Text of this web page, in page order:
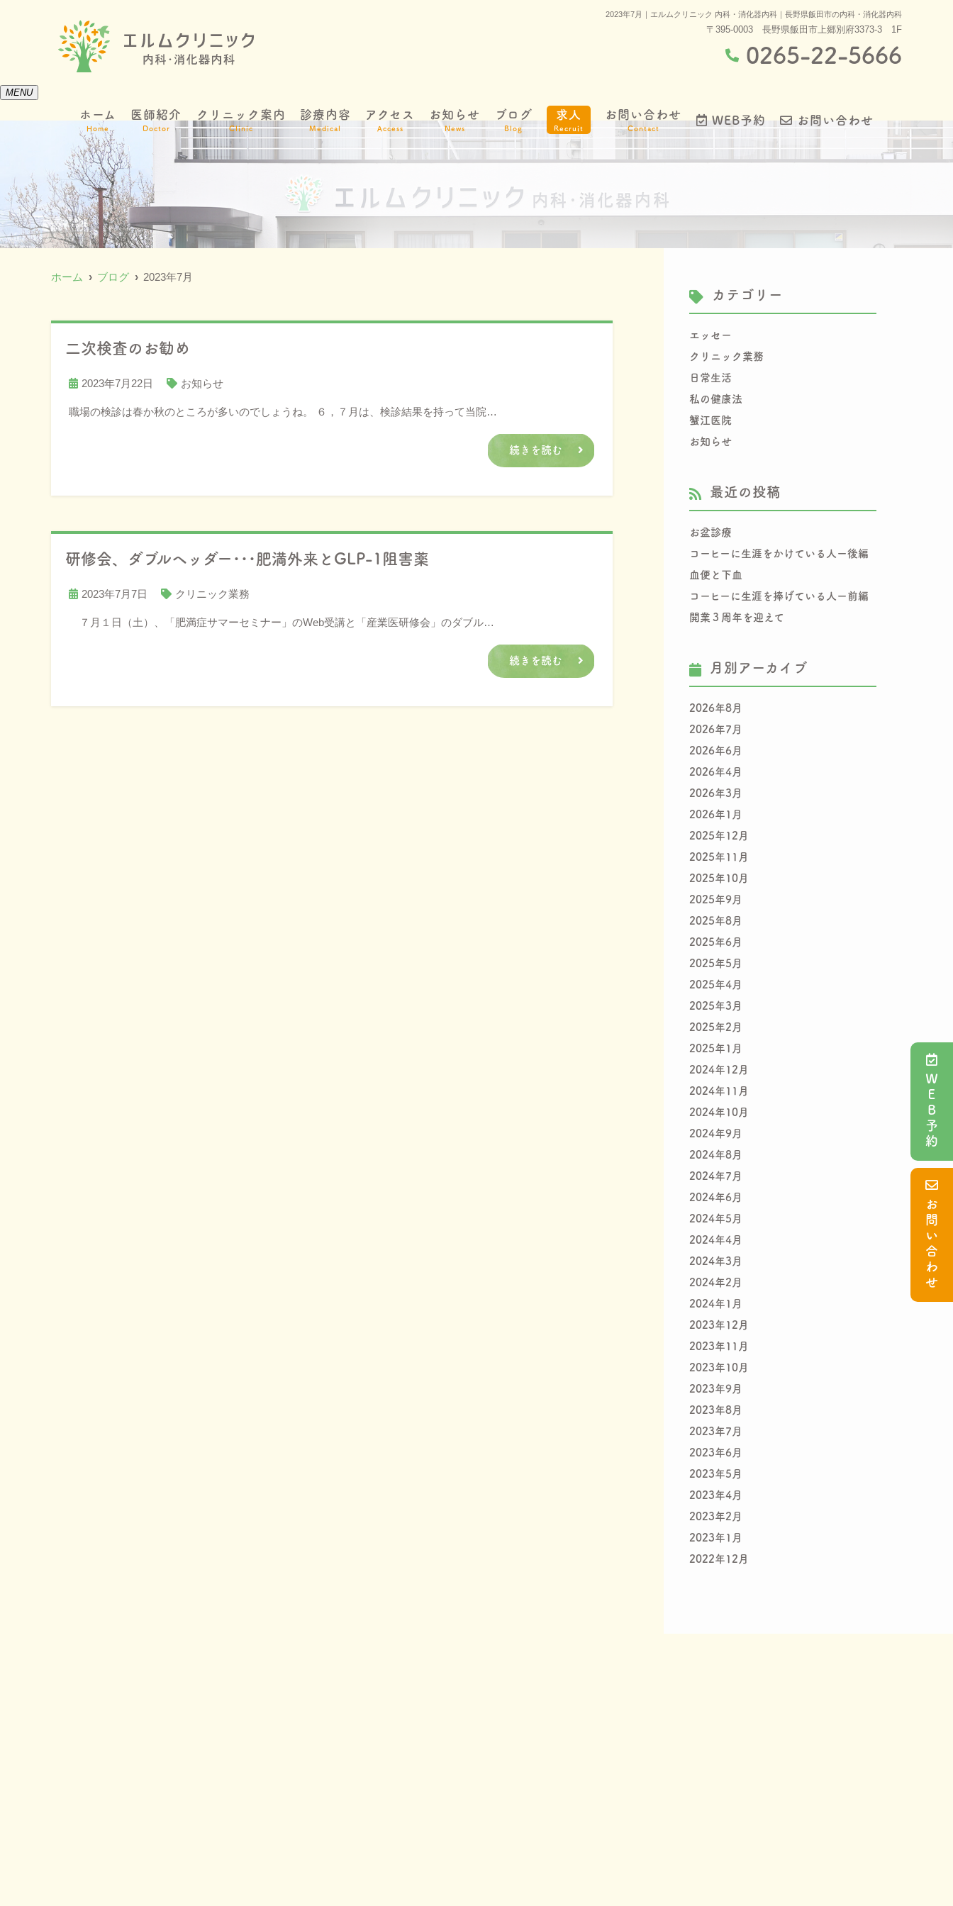
2023年7月｜エルムクリニック 内科・消化器内科｜長野県飯田市の内科・消化器内科
〒395-0003 長野県飯田市上郷別府3373-3 1F
0265-22-5666
ＷＥＢ予約
お問い合わせ
MENU
ホーム
Home
医師紹介
Doctor
クリニック案内
Clinic
診療内容
Medical
アクセス
Access
お知らせ
News
ブログ
Blog
求人
Recruit
お問い合わせ
Contact
WEB予約 お問い合わせ
ホーム ブログ 2023年7月
二次検査のお勧め
2023年7月22日 お知らせ
職場の検診は春か秋のところが多いのでしょうね。 ６，７月は、検診結果を持って当院…
続きを読む
研修会、ダブルヘッダー･･･肥満外来とGLP-1阻害薬
2023年7月7日 クリニック業務
７月１日（土）、「肥満症サマーセミナー」のWeb受講と「産業医研修会」のダブル…
続きを読む
カテゴリー
エッセー
クリニック業務
日常生活
私の健康法
蟹江医院
お知らせ
最近の投稿
お盆診療
コーヒーに生涯をかけている人ー後編
血便と下血
コーヒーに生涯を捧げている人ー前編
開業３周年を迎えて
月別アーカイブ
2026年8月
2026年7月
2026年6月
2026年4月
2026年3月
2026年1月
2025年12月
2025年11月
2025年10月
2025年9月
2025年8月
2025年6月
2025年5月
2025年4月
2025年3月
2025年2月
2025年1月
2024年12月
2024年11月
2024年10月
2024年9月
2024年8月
2024年7月
2024年6月
2024年5月
2024年4月
2024年3月
2024年2月
2024年1月
2023年12月
2023年11月
2023年10月
2023年9月
2023年8月
2023年7月
2023年6月
2023年5月
2023年4月
2023年2月
2023年1月
2022年12月